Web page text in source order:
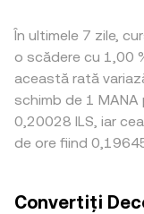
În ultimele 7 zile,
o scădere cu 1,00
această rată
schimb de 1
0,20028 ILS, iar
de ore fiind
Convertiți